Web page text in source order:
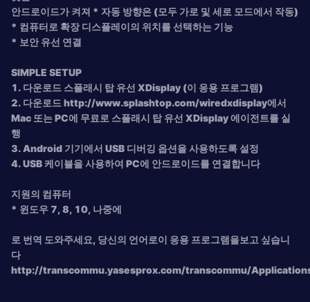
안드로이드가 켜져 * 자동 방향은 (모두 가로 및 세로 모드에서 작동)
* 컴퓨터로 확장 디스플레이의 위치를​​ 선택하는 기능
* 보안 유선 연결
SIMPLE SETUP
1. 다운로드 스플래시 탑 유선 XDisplay (이 응용 프로그램)
2. 다운로드 http://www.splashtop.com/wiredxdisplay에서
Mac 또는 PC에 무료로 스플래시 탑 유선 XDisplay 에이전트를 실
행
3. Android 기기에서 USB 디버깅 옵션을 사용하도록 설정
4. USB 케이블을 사용하여 PC에 안드로이드를 연결합니다
지원의 컴퓨터
* 윈도우 7, 8, 10, 나중에
로 번역 도와주세요, 당신의 언어로이 응용 프로그램을보고 싶습니
다
http://transcommu.yasesprox.com/transcommu/